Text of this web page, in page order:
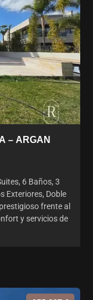
– ARGAN
6 Baños, 3
Exteriores, Doble
frente al
y servicios de